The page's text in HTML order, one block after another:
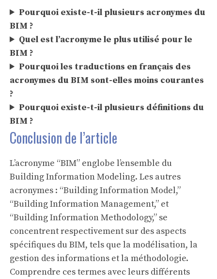
Pourquoi existe-t-il plusieurs acronymes du
BIM ?
Quel est l’acronyme le plus utilisé pour le
BIM ?
Pourquoi les traductions en français des
acronymes du BIM sont-elles moins courantes
?
Pourquoi existe-t-il plusieurs définitions du
BIM ?
Conclusion de l’article
L’acronyme “BIM” englobe l’ensemble du
Building Information Modeling. Les autres
acronymes : “Building Information Model,”
“Building Information Management,” et
“Building Information Methodology,” se
concentrent respectivement sur des aspects
spécifiques du BIM, tels que la modélisation, la
gestion des informations et la méthodologie.
Comprendre ces termes avec leurs différents